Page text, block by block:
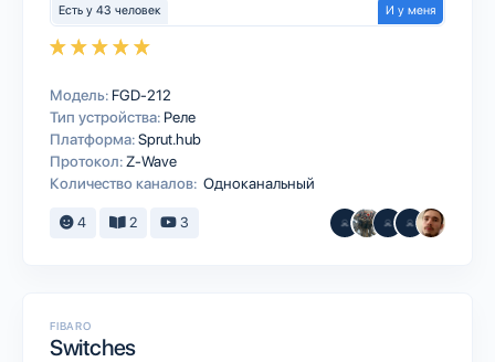
Есть у 43 человек И у меня
Модель: FGD-212
Тип устройства: Реле
Платформа:Sprut.hub
Протокол: Z-Wave
Количество каналов: Одноканальный
4 2 3
FIBARO
Switches